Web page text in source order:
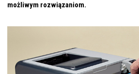
możliwym rozwiązaniom.